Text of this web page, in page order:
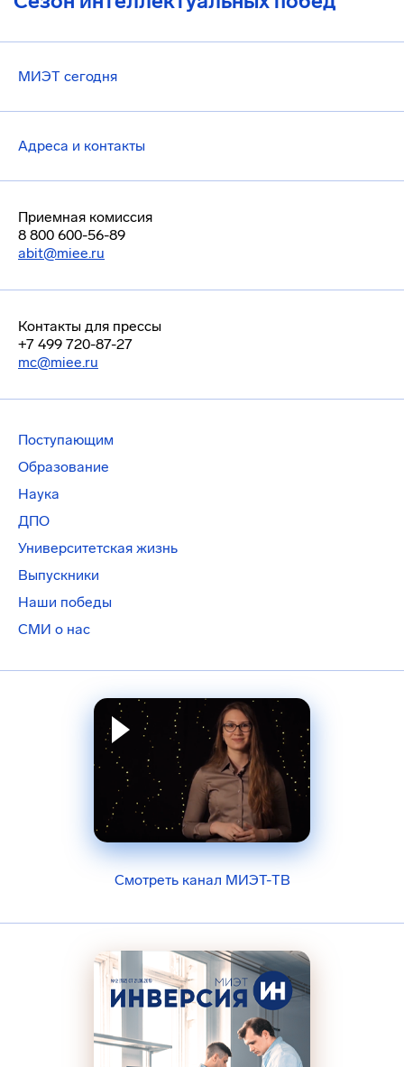
МИЭТ сегодня
Адреса и контакты
Приемная комиссия
8 800 600-56-89
abit@miee.ru
Контакты для прессы
+7 499 720-87-27
mc@miee.ru
Поступающим
Образование
Наука
ДПО
Университетская жизнь
Выпускники
Наши победы
СМИ о нас
Смотреть канал МИЭТ-ТВ